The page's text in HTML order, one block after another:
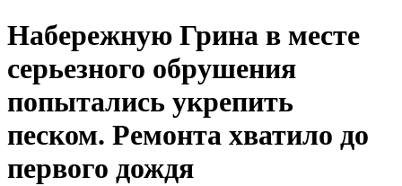
Набережную Грина в месте
серьезного обрушения
попытались укрепить
песком. Ремонта хватило до
первого дождя